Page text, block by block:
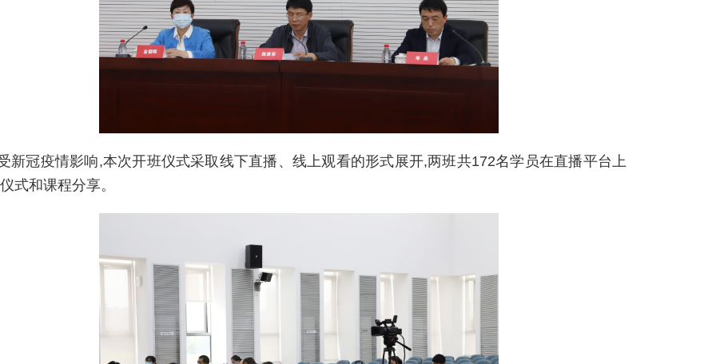
新冠疫情影响,本次开班仪式采取线下直播、线上观看的形式展开,两班共172名学员在直播平台上
式和课程分享。